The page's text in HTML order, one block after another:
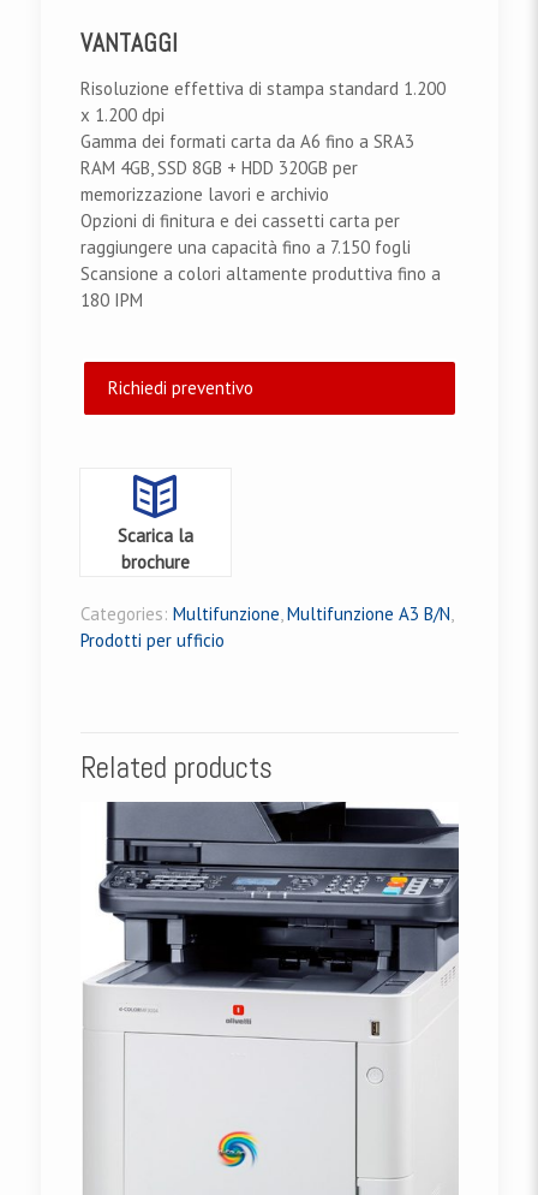
VANTAGGI
Risoluzione effettiva di stampa standard 1.200
x 1.200 dpi
Gamma dei formati carta da A6 fino a SRA3
RAM 4GB, SSD 8GB + HDD 320GB per
memorizzazione lavori e archivio
Opzioni di finitura e dei cassetti carta per
raggiungere una capacità fino a 7.150 fogli
Scansione a colori altamente produttiva fino a
180 IPM
Richiedi preventivo
Scarica la
brochure
Categories: Multifunzione,Multifunzione A3 B/N,
Prodotti per ufficio
Related products